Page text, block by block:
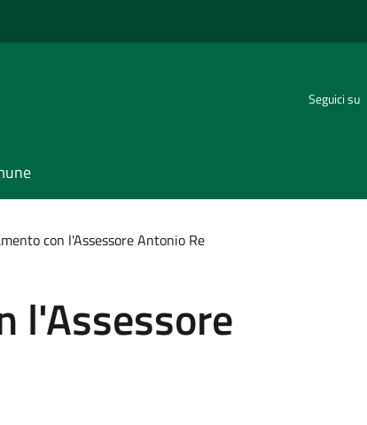
Seguici su
con l'Assessore Antonio Re
l'Assessore